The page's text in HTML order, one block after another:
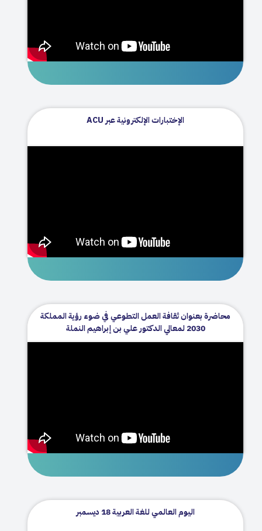
الإختبارات الإلكترونية عبر ACU
محاضرة بعنوان ثقافة العمل التطوعي في ضوء رؤية المملكة
2030 لمعالي الدكتور علي بن إبراهيم النملة
اليوم العالمي للغة العربية 18 ديسمبر